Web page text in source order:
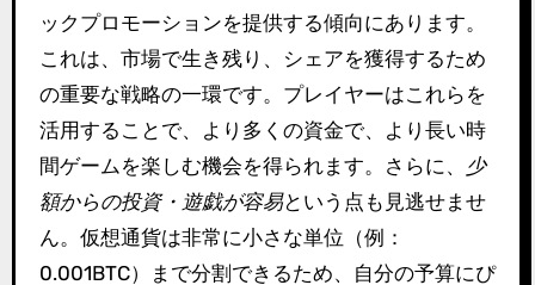
ックプロモーションを提供する傾向にあります。
これは、市場で生き残り、シェアを獲得するため
の重要な戦略の一環です。プレイヤーはこれらを
活用することで、より多くの資金で、より長い時
間ゲームを楽しむ機会を得られます。さらに、
少
額からの投資・遊戯が容易という点も見逃せませ
ん。仮想通貨は非常に小さな単位（例：
0.001BTC）まで分割できるため、自分の予算にぴ